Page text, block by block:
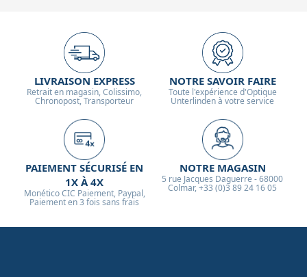
LIVRAISON EXPRESS
Retrait en magasin, Colissimo,
Chronopost, Transporteur
NOTRE SAVOIR FAIRE
Toute l'expérience d'Optique
Unterlinden à votre service
PAIEMENT SÉCURISÉ EN
1X À 4X
Monético CIC Paiement, Paypal,
Paiement en 3 fois sans frais
NOTRE MAGASIN
5 rue Jacques Daguerre - 68000
Colmar, +33 (0)3 89 24 16 05